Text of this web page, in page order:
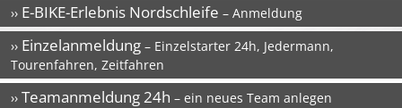
›› E-BIKE-Erlebnis Nordschleife – Anmeldung
›› Einzelanmeldung – Einzelstarter 24h, Jedermann,
Tourenfahren, Zeitfahren
›› Teamanmeldung 24h – ein neues Team anlegen